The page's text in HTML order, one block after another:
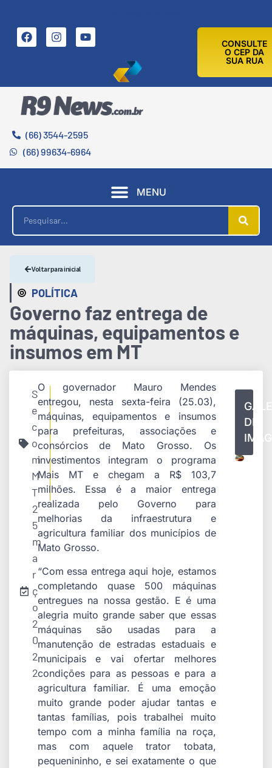
CONSULTE
O CEP DA
SUA RUA
(66) 3544-2595
(66) 99634-6964
MENU
POLÍTICA
Voltar para inicial
Governo faz entrega de
máquinas, equipamentos e
insumos em MT
S
e
c
o
m
M
T
2
5
m
a
r
ç
o
2
0
2
2
O governador Mauro Mendes
entregou, nesta sexta-feira (25.03),
máquinas, equipamentos e insumos
para prefeituras, associações e
consórcios de Mato Grosso. Os
investimentos integram o programa
Mais MT e chegam a R$ 103,7
milhões. Essa é a maior entrega
realizada pelo Governo para
melhorias da infraestrutura e
agricultura familiar dos municípios de
Mato Grosso.
“Com essa entrega aqui hoje, estamos
completando quase 500 máquinas
entregues na nossa gestão. E é uma
alegria muito grande saber que essas
máquinas são usadas para a
manutenção de estradas estaduais e
municipais e vai ofertar melhores
condições para as pessoas e para a
agricultura familiar. É uma emoção
muito grande poder ajudar tantas e
tantas famílias, pois trabalhei muito
tempo com a minha família na roça,
mas com aquele trator tobata,
pequenininho, e sei exatamente o que
DE